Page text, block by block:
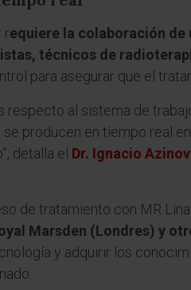
requiere la colaboración
técnicos de
para asegurar que el
respecto al sistema de
producen en tiempo real
detalla el Dr. Ignacio
de tratamiento con MR
Marsden (Londres) y
y adquirir los